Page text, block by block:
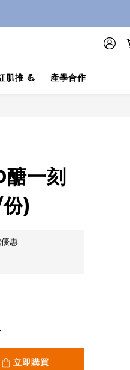
肌推 💪 產學合作
一刻
)
惠
立即購買